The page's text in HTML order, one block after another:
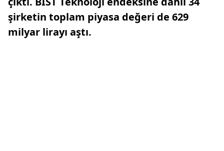
şirketin toplam piyasa değeri de 629
milyar lirayı aştı.